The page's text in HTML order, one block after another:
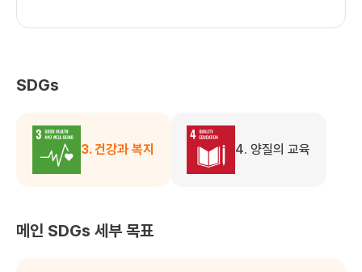
SDGs
3. 건강과 복지 4. 양질의 교육
메인 SDGs 세부 목표